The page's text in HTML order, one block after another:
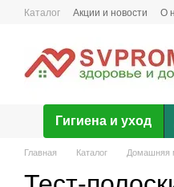
Перейти к основному контенту
Каталог Акции и новости О
Гигиена и уход
Главная Каталог Домашняя